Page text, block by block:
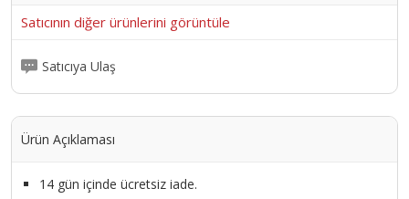
Satıcının diğer ürünlerini görüntüle
Satıcıya Ulaş
Ürün Açıklaması
14 gün içinde ücretsiz iade.